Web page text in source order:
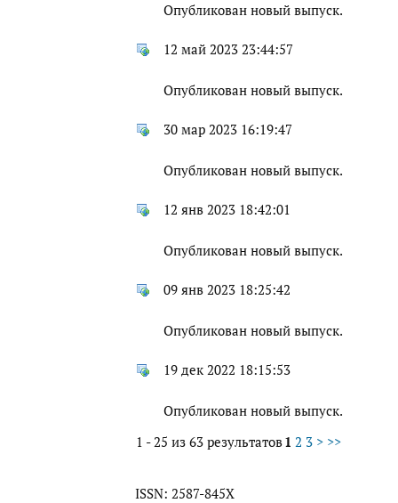
Опубликован новый выпуск.
12 май 2023 23:44:57
Опубликован новый выпуск.
30 мар 2023 16:19:47
Опубликован новый выпуск.
12 янв 2023 18:42:01
Опубликован новый выпуск.
09 янв 2023 18:25:42
Опубликован новый выпуск.
19 дек 2022 18:15:53
Опубликован новый выпуск.
1 - 25 из 63 результатов1 2 3 > >>
ISSN: 2587-845X